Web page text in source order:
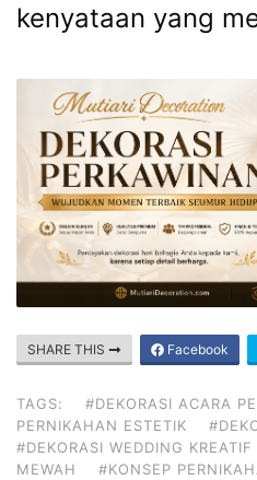
kenyataan yang
SHARE THIS Facebook
TAGS: #DEKORASI ACARA
PERNIKAHAN ESTETIK
#DEKORASI WEDDING KREATIF
MEWAH
#KONSEP